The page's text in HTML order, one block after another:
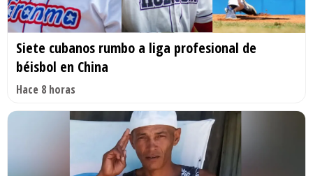
Siete cubanos rumbo a liga profesional de
béisbol en China
Hace 8 horas